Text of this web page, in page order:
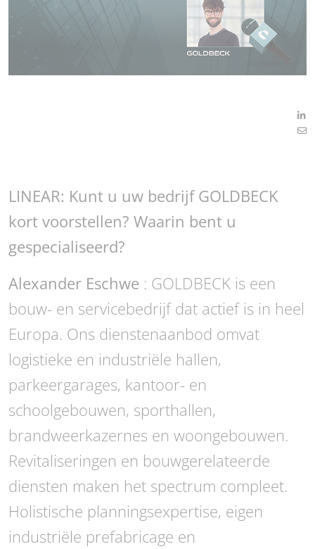
LINEAR: Kunt u uw bedrijf GOLDBECK
kort voorstellen? Waarin bent u
gespecialiseerd?
Alexander Eschwe : GOLDBECK is een
bouw- en servicebedrijf dat actief is in heel
Europa. Ons dienstenaanbod omvat
logistieke en industriële hallen,
parkeergarages, kantoor- en
schoolgebouwen, sporthallen,
brandweerkazernes en woongebouwen.
Revitaliseringen en bouwgerelateerde
diensten maken het spectrum compleet.
Holistische planningsexpertise, eigen
industriële prefabricage en